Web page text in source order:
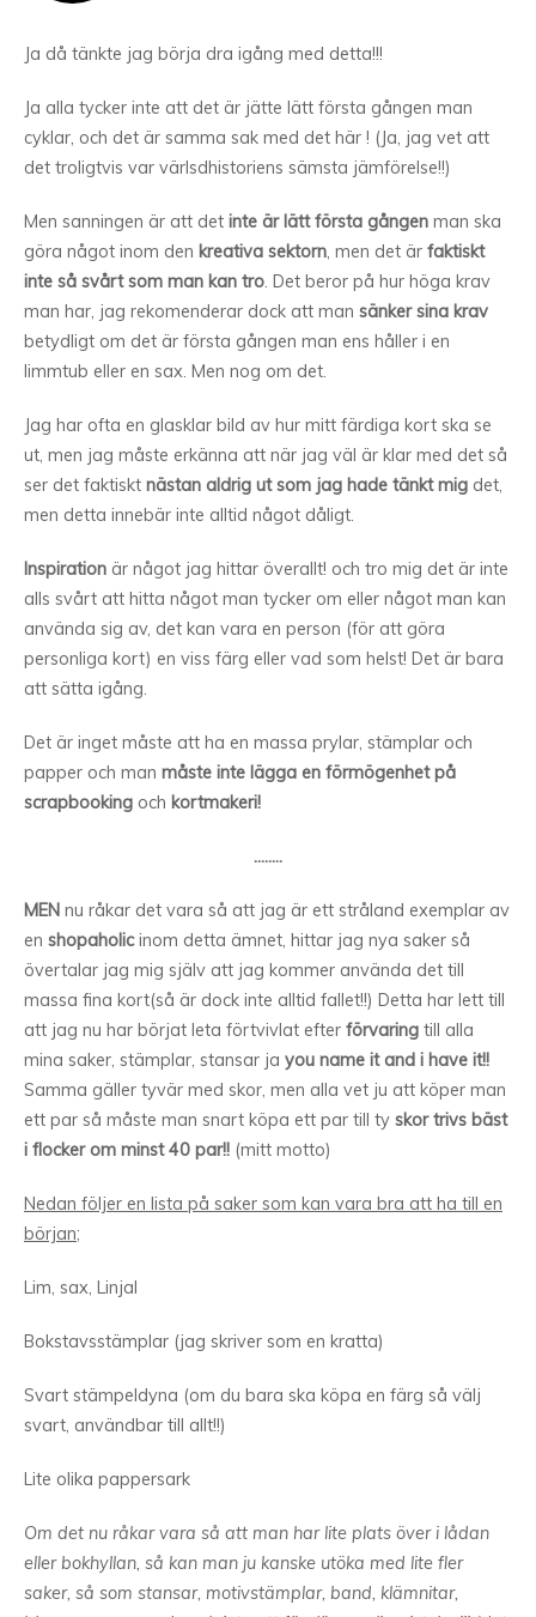
Ja då tänkte jag börja dra igång med detta!!!
Ja alla tycker inte att det är jätte lätt första gången man
cyklar, och det är samma sak med det här ! (Ja, jag vet att
det troligtvis var värlsdhistoriens sämsta jämförelse!!)
Men sanningen är att det inte är lätt första gången man ska
göra något inom den kreativa sektorn, men det är faktiskt
inte så svårt som man kan tro. Det beror på hur höga krav
man har, jag rekomenderar dock att man sänker sina krav
betydligt om det är första gången man ens håller i en
limmtub eller en sax. Men nog om det.
Jag har ofta en glasklar bild av hur mitt färdiga kort ska se
ut, men jag måste erkänna att när jag väl är klar med det så
ser det faktiskt nästan aldrig ut som jag hade tänkt mig det,
men detta innebär inte alltid något dåligt.
Inspiration är något jag hittar överallt! och tro mig det är inte
alls svårt att hitta något man tycker om eller något man kan
använda sig av, det kan vara en person (för att göra
personliga kort) en viss färg eller vad som helst! Det är bara
att sätta igång.
Det är inget måste att ha en massa prylar, stämplar och
papper och man måste inte lägga en förmögenhet på
scrapbooking och kortmakeri!
……..
MEN nu råkar det vara så att jag är ett stråland exemplar av
en shopaholicinom detta ämnet, hittar jag nya saker så
övertalar jag mig själv att jag kommer använda det till
massa fina kort(så är dock inte alltid fallet!!) Detta har lett till
att jag nu har börjat leta förtvivlat efter förvaring till alla
mina saker, stämplar, stansar ja you name it and i have it!!
Samma gäller tyvär med skor, men alla vet ju att köper man
ett par så måste man snart köpa ett par till ty skor trivs bäst
i flocker om minst 40 par!! (mitt motto)
Nedan följer en lista på saker som kan vara bra att ha till en
början;
Lim, sax, Linjal
Bokstavsstämplar (jag skriver som en kratta)
Svart stämpeldyna (om du bara ska köpa en färg så välj
svart, användbar till allt!!)
Lite olika pappersark
Om det nu råkar vara så att man har lite plats över i lådan
eller bokhyllan, så kan man ju kanske utöka med lite fler
saker, så som stansar, motivstämplar, band, klämnitar,